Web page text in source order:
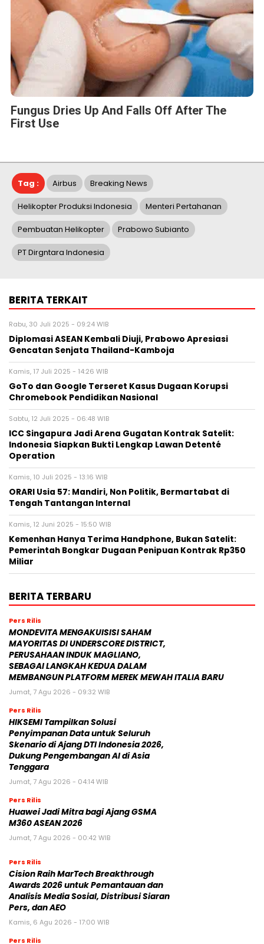
Tag : Airbus Breaking News
Helikopter Produksi Indonesia Menteri Pertahanan
Pembuatan Helikopter
BERITA TERKAIT
Rabu, 30 Juli 2025 - 09:24 WIB
Diplomasi ASEAN Kembali Diuji, Prabowo Apresiasi
Gencatan Senjata Thailand-Kamboja
Kamis, 17 Juli 2025 - 14:26 WIB
GoTo dan Google Terseret Kasus Dugaan Korupsi
Chromebook Pendidikan Nasional
Sabtu, 12 Juli 2025 - 06:48 WIB
ICC Singapura Jadi Arena Gugatan Kontrak Satelit:
Indonesia Siapkan Bukti Lengkap Lawan Detenté
Operation
Kamis, 10 Juli 2025 - 13:16 WIB
ORARI Usia 57: Mandiri, Non Politik, Bermartabat di
Tengah Tantangan Internal
Kamis, 12 Juni 2025 - 15:50 WIB
Kemenhan Hanya Terima Handphone, Bukan Satelit:
Pemerintah Bongkar Dugaan Penipuan Kontrak Rp350
BERITA TERBARU
Pers Rilis
MONDEVITA MENGAKUISISI SAHAM
MAYORITAS DI UNDERSCORE DISTRICT,
PERUSAHAAN INDUK MAGLIANO,
SEBAGAI LANGKAH KEDUA DALAM
Pers Rilis
HIKSEMI Tampilkan Solusi
Penyimpanan Data untuk Seluruh
Skenario di Ajang DTI Indonesia 2026,
Dukung Pengembangan AI di Asia
Pers Rilis
Huawei Jadi Mitra bagi Ajang GSMA
Jumat, 7 Agu 2026 - 00:42 WIB
Pers Rilis
Cision Raih MarTech Breakthrough
Awards 2026 untuk Pemantauan dan
Analisis Media Sosial, Distribusi Siaran